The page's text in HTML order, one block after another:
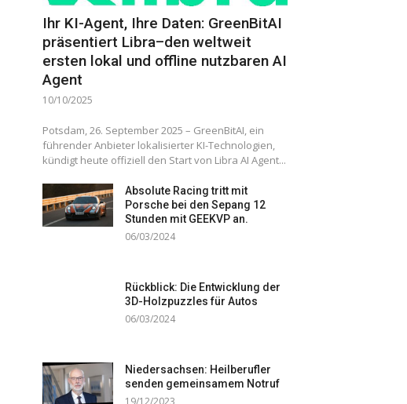
Ihr KI-Agent, Ihre Daten: GreenBitAI
präsentiert Libra–den weltweit
ersten lokal und offline nutzbaren AI
Agent
10/10/2025
Potsdam, 26. September 2025 – GreenBitAI, ein
führender Anbieter lokalisierter KI-Technologien,
kündigt heute offiziell den Start von Libra AI Agent...
Absolute Racing tritt mit
Porsche bei den Sepang 12
Stunden mit GEEKVP an.
06/03/2024
Rückblick: Die Entwicklung der
3D-Holzpuzzles für Autos
06/03/2024
Niedersachsen: Heilberufler
senden gemeinsamem Notruf
19/12/2023